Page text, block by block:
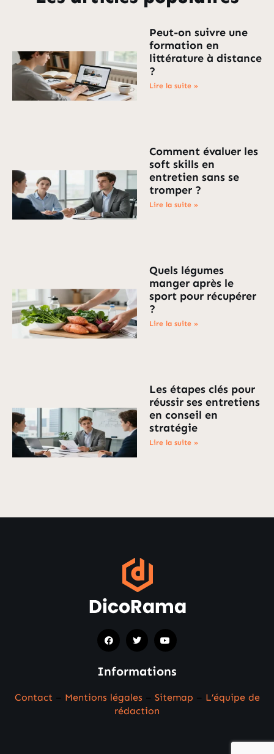
Peut-on suivre une
formation en
littérature à distance
?
Lire la suite »
Comment évaluer les
soft skills en
entretien sans se
tromper ?
Lire la suite »
Quels légumes
manger après le
sport pour récupérer
?
Lire la suite »
Les étapes clés pour
réussir ses entretiens
en conseil en
stratégie
Lire la suite »
Informations
Contact Mentions légales Sitemap
L’équipe de
rédaction